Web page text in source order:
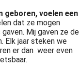
geboren, voelen een
dat ze mogen
Mij gaven ze de
Elk jaar steken we
er dan weer even